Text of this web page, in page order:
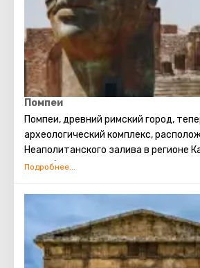
археологический музей предлагает
погружение в историю Помпеи, а
Северо удивит своими
Завершите день, наслаждаясь
Неаполитанского залива, и
обычаи и атмосферу этого
Помпеи
Помпеи, древний римский город,
археологический комплекс,
Неаполитанского залива в регионе
Погребенный извержением вулкана
откопанные в XVIII веке.